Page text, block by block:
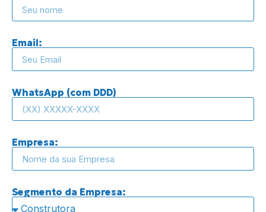
Email:
WhatsApp (com DDD)
Empresa:
Segmento da Empresa: